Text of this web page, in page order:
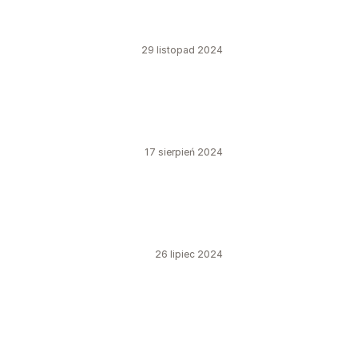
29 listopad 2024
17 sierpień 2024
26 lipiec 2024